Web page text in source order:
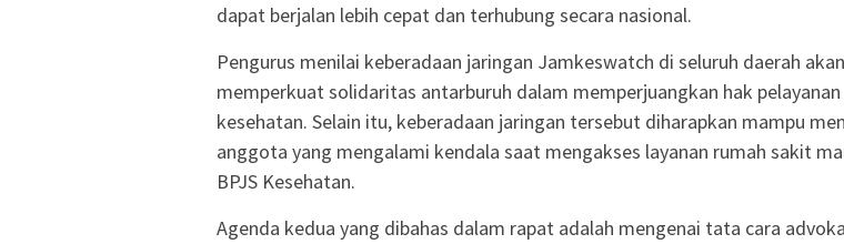
dapat berjalan lebih cepat dan terhubung secara nasional.
Pengurus menilai keberadaan jaringan Jamkeswatch di seluruh daerah akan
memperkuat solidaritas antarburuh dalam memperjuangkan hak pelayanan
kesehatan. Selain itu, keberadaan jaringan tersebut diharapkan mampu
anggota yang mengalami kendala saat mengakses layanan rumah sakit
BPJS Kesehatan.
Agenda kedua yang dibahas dalam rapat adalah mengenai tata cara